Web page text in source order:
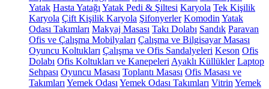
Yatak Hasta Yatağı Yatak Pedi & Şiltesi Karyola Tek Kişilik
Karyola Çift Kişilik Karyola Şifonyerler Komodin Yatak
Odası Takımları Makyaj Masası Takı Dolabı Sandık Paravan
Ofis ve Çalışma Mobilyaları Çalışma ve Bilgisayar Masası
Oyuncu Koltukları Çalışma ve Ofis Sandalyeleri Keson Ofis
Dolabı Ofis Koltukları ve Kanepeleri Ayaklı Küllükler Laptop
Sehpası Oyuncu Masası Toplantı Masası Ofis Masası ve
Takımları Yemek Odası Yemek Odası Takımları Vitrin Yemek